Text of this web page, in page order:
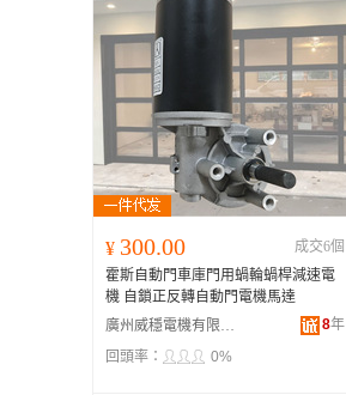
¥ 300.00
成交6個
霍斯自動門車庫門用蝸輪蝸桿減速電
機 自鎖正反轉自動門電機馬達
廣州威穩電機有限公司
8年
回頭率：
0%